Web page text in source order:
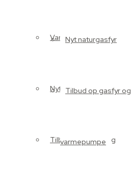
Nyt naturgasfyr
Tilbud op gasfyr og
varmepumpe
Varmepumpe
Nyt naturgasfyr
Tilbud op gasfyr og